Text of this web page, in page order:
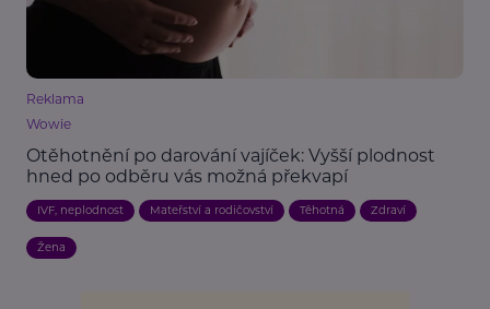
Reklama
Wowie
Otěhotnění po darování vajíček: Vyšší plodnost
hned po odběru vás možná překvapí
IVF, neplodnost Mateřství a rodičovství Těhotná Zdraví
Žena